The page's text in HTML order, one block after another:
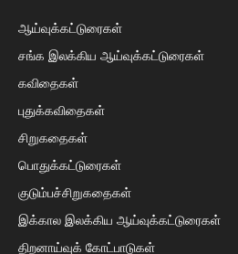
ஆய்வுக்கட்டுரைகள்
சங்க இலக்கிய ஆய்வுக்கட்டுரைகள்
கவிதைகள்
புதுக்கவிதைகள்
சிறுகதைகள்
பொதுக்கட்டுரைகள்
குடும்பச்சிறுகதைகள்
இக்கால இலக்கிய ஆய்வுக்கட்டுரைகள்
திறனாய்வுக் கோட்பாடுகள்